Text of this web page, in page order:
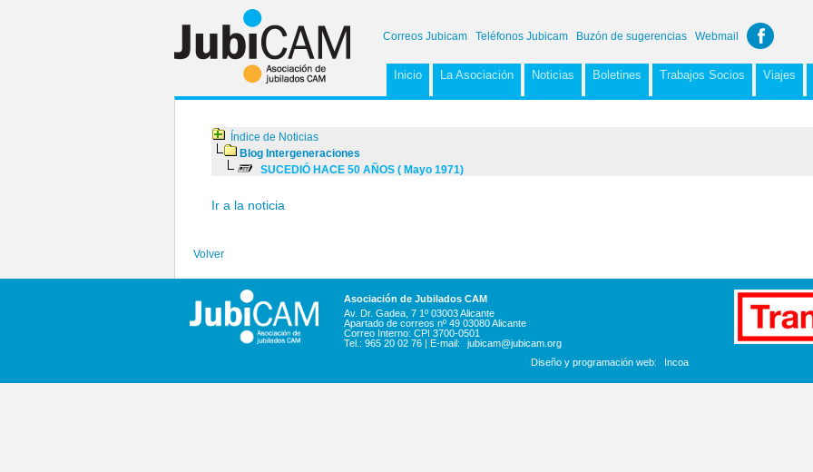
Correos Jubicam Teléfonos Jubicam Buzón de sugerencias Webmail
Inicio La Asociación Noticias Boletines Trabajos Socios Viajes
Índice de Noticias
Blog Intergeneraciones
SUCEDIÓ HACE 50 AÑOS ( Mayo 1971)
Ir a la noticia
Volver
Asociación de Jubilados CAM
Av. Dr. Gadea, 7 1º 03003 Alicante
Apartado de correos nº 49 03080 Alicante
Correo Interno: CPI 3700-0501
Tel.: 965 20 02 76 | E-mail:
jubicam@jubicam.org
Diseño y programación web:
Incoa